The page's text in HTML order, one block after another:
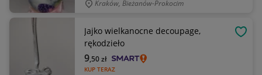
Kraków, Bieżanów-Prokocim
Jajko wielkanocne decoupage,
rękodzieło
KUP TERAZ
9,50zł